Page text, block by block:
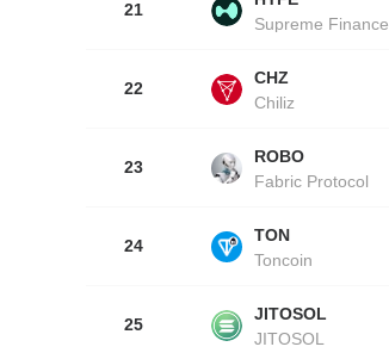
21
Supreme Finance
22
CHZ
Chiliz
23
ROBO
Fabric Protocol
24
TON
Toncoin
25
JITOSOL
JITOSOL